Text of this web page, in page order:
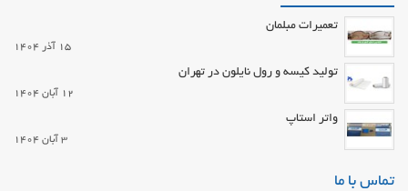
تعمیرات مبلمان
15 آذر 1404
تولید کیسه و رول نایلون در تهران
12 آبان 1404
واتر استاپ
3 آبان 1404
تماس با ما